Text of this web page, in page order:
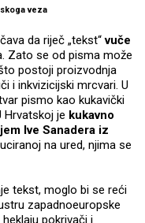
veza
da riječ „tekst“vuče
Zato se od pisma može
postoji proizvodnja
i inkvizicijski mrcvari. U
pismo kao kukavički
Hrvatskoj je kukavno
Ive Sanadera iz
na ured, njima se
tekst, moglo bi se reći
zapadnoeuropske
pokrivači i